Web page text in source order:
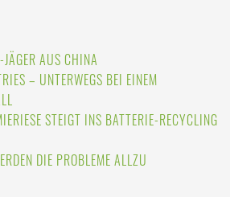
AUS CHINA
– UNTERWEGS BEI EINEM
STEIGT INS BATTERIE-RECYCLING
DIE PROBLEME ALLZU